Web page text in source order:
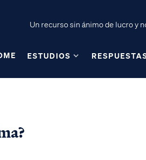
Un recurso sin ánimo de lucro y
ESTUDIOS